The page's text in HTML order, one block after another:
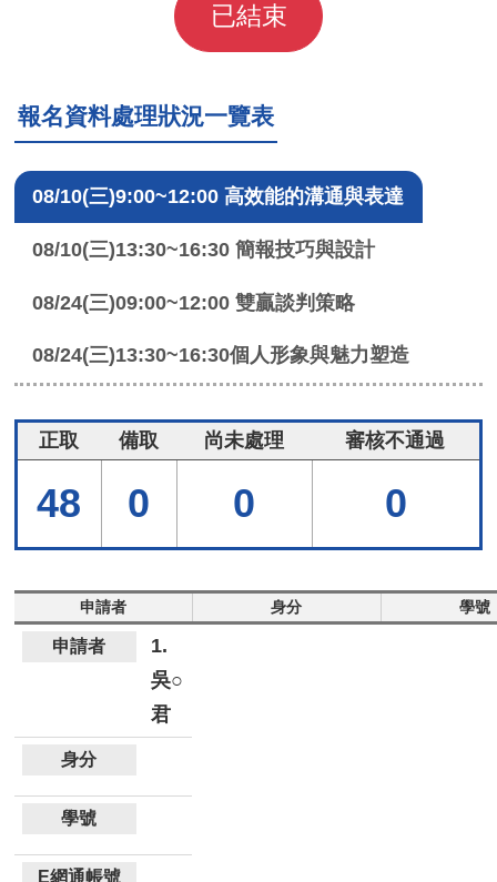
已結束
報名資料處理狀況一覽表
08/10(三)9:00~12:00 高效能的溝通與表達
08/10(三)13:30~16:30 簡報技巧與設計
08/24(三)09:00~12:00 雙贏談判策略
08/24(三)13:30~16:30個人形象與魅力塑造
正取 備取 尚未處理 審核不通過
48 0 0 0
申請者 身分 學號
1.
吳○
君